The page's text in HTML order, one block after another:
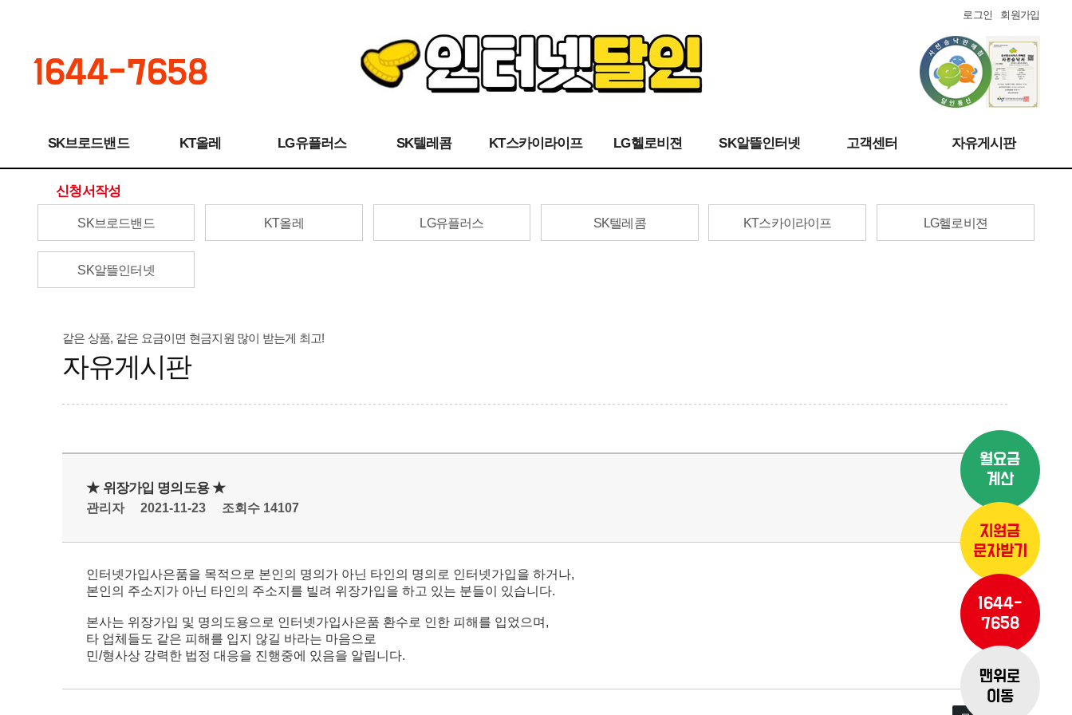
SK브로드밴드 KT올레 LG유플러스 SK텔레콤 KT스카이라이프 LG헬로비젼 SK알뜰인터넷 고객센터 자유게시판
신청서작성
로그인 회원가입
1644-7658
SK브로드밴드 KT올레 LG유플러스 SK텔레콤 KT스카이라이프 LG헬로비젼
SK알뜰인터넷
같은 상품, 같은 요금이면 현금지원 많이 받는게 최고!
자유게시판
★ 위장가입 명의도용 ★
관리자 2021-11-23 조회수 14107
인터넷가입사은품을 목적으로 본인의 명의가 아닌 타인의 명의로 인터넷가입을 하거나,
본인의 주소지가 아닌 타인의 주소지를 빌려 위장가입을 하고 있는 분들이 있습니다.
본사는 위장가입 및 명의도용으로 인터넷가입사은품 환수로 인한 피해를 입었으며,
타 업체들도 같은 피해를 입지 않길 바라는 마음으로
민/형사상 강력한 법정 대응을 진행중에 있음을 알립니다.
월요금
계산
지원금
문자받기
1644-
7658
맨위로
이동